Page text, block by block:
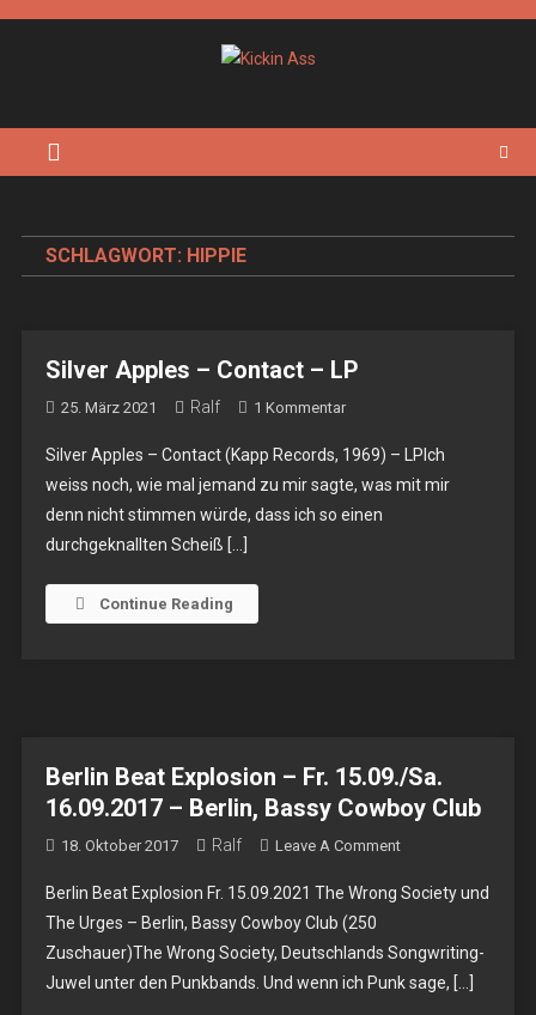
SCHLAGWORT: HIPPIE
Silver Apples – Contact – LP
25. März 2021 Ralf 1 KommentarZu
Apples
–
Contact
Silver Apples – Contact (Kapp Records, 1969) – LPIch
weiss noch, wie mal jemand zu mir sagte, was mit mir
denn nicht stimmen würde, dass ich so einen
durchgeknallten Scheiß […]
Continue Reading
Berlin Beat Explosion – Fr. 15.09./Sa.
16.09.2017 – Berlin, Bassy Cowboy Club
18. Oktober 2017 Ralf Leave A CommentOn
Beat
–
Fr.
Berlin Beat Explosion Fr. 15.09.2021 The Wrong Society und
The Urges – Berlin, Bassy Cowboy Club (250
Zuschauer)The Wrong Society, Deutschlands Songwriting-
Juwel unter den Punkbands. Und wenn ich Punk sage, […]